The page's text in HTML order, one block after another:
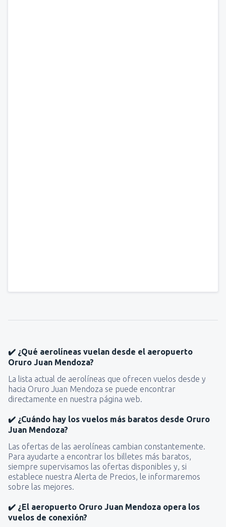
✔️ ¿Qué aerolíneas vuelan desde el aeropuerto
Oruro Juan Mendoza?
La lista actual de aerolíneas que ofrecen vuelos desde y
hacia Oruro Juan Mendoza se puede encontrar
directamente en nuestra página web.
✔️ ¿Cuándo hay los vuelos más baratos desde Oruro
Juan Mendoza?
Las ofertas de las aerolíneas cambian constantemente.
Para ayudarte a encontrar los billetes más baratos,
siempre supervisamos las ofertas disponibles y, si
establece nuestra Alerta de Precios, le informaremos
sobre las mejores.
✔️ ¿El aeropuerto Oruro Juan Mendoza opera los
vuelos de conexión?